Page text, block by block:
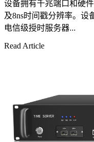
设备拥有千兆端口和硬
及8ns时间戳分辨率。设
电信级授时服务器...
Read Article